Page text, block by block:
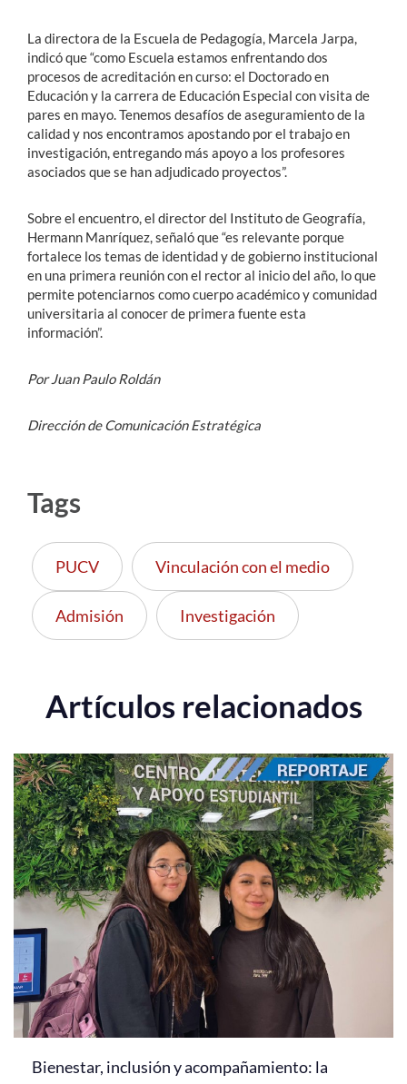
La directora de la Escuela de Pedagogía, Marcela Jarpa,
indicó que “como Escuela estamos enfrentando dos
procesos de acreditación en curso: el Doctorado en
Educación y la carrera de Educación Especial con visita de
pares en mayo. Tenemos desafíos de aseguramiento de la
calidad y nos encontramos apostando por el trabajo en
investigación, entregando más apoyo a los profesores
asociados que se han adjudicado proyectos”.
Sobre el encuentro, el director del Instituto de Geografía,
Hermann Manríquez, señaló que “es relevante porque
fortalece los temas de identidad y de gobierno institucional
en una primera reunión con el rector al inicio del año, lo que
permite potenciarnos como cuerpo académico y comunidad
universitaria al conocer de primera fuente esta
información”.
Por Juan Paulo Roldán
Dirección de Comunicación Estratégica
Tags
PUCV Vinculación con el medio
Admisión Investigación
Artículos relacionados
Bienestar, inclusión y acompañamiento: la